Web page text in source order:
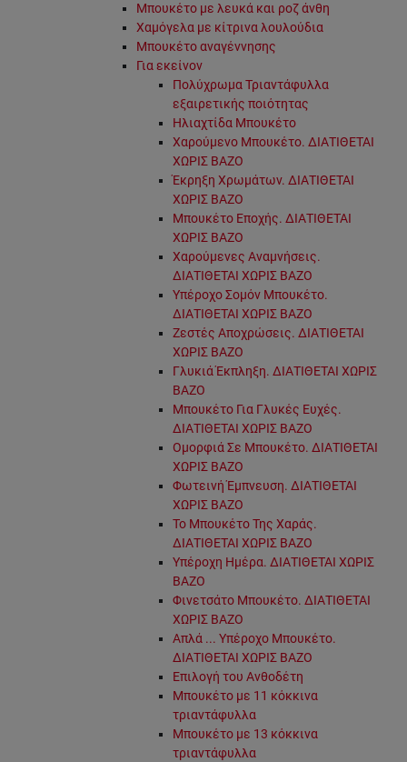
Μπουκέτο με λευκά και ροζ άνθη
Χαμόγελα με κίτρινα λουλούδια
Μπουκέτο αναγέννησης
Για εκείνον
Πολύχρωμα Τριαντάφυλλα
εξαιρετικής ποιότητας
Ηλιαχτίδα Μπουκέτο
Χαρούμενο Μπουκέτο. ΔΙΑΤΙΘΕΤΑΙ
ΧΩΡΙΣ ΒΑΖΟ
Έκρηξη Χρωμάτων. ΔΙΑΤΙΘΕΤΑΙ
ΧΩΡΙΣ ΒΑΖΟ
Μπουκέτο Εποχής. ΔΙΑΤΙΘΕΤΑΙ
ΧΩΡΙΣ ΒΑΖΟ
Χαρούμενες Αναμνήσεις.
ΔΙΑΤΙΘΕΤΑΙ ΧΩΡΙΣ ΒΑΖΟ
Υπέροχο Σομόν Μπουκέτο.
ΔΙΑΤΙΘΕΤΑΙ ΧΩΡΙΣ ΒΑΖΟ
Ζεστές Αποχρώσεις. ΔΙΑΤΙΘΕΤΑΙ
ΧΩΡΙΣ ΒΑΖΟ
Γλυκιά Έκπληξη. ΔΙΑΤΙΘΕΤΑΙ ΧΩΡΙΣ
ΒΑΖΟ
Μπουκέτο Για Γλυκές Ευχές.
ΔΙΑΤΙΘΕΤΑΙ ΧΩΡΙΣ ΒΑΖΟ
Ομορφιά Σε Μπουκέτο. ΔΙΑΤΙΘΕΤΑΙ
ΧΩΡΙΣ ΒΑΖΟ
Φωτεινή Έμπνευση. ΔΙΑΤΙΘΕΤΑΙ
ΧΩΡΙΣ ΒΑΖΟ
Το Μπουκέτο Της Χαράς.
ΔΙΑΤΙΘΕΤΑΙ ΧΩΡΙΣ ΒΑΖΟ
Υπέροχη Ημέρα. ΔΙΑΤΙΘΕΤΑΙ ΧΩΡΙΣ
ΒΑΖΟ
Φινετσάτο Μπουκέτο. ΔΙΑΤΙΘΕΤΑΙ
ΧΩΡΙΣ ΒΑΖΟ
Απλά ... Υπέροχο Μπουκέτο.
ΔΙΑΤΙΘΕΤΑΙ ΧΩΡΙΣ ΒΑΖΟ
Επιλογή του Ανθοδέτη
Μπουκέτο με 11 κόκκινα
τριαντάφυλλα
Μπουκέτο με 13 κόκκινα
τριαντάφυλλα